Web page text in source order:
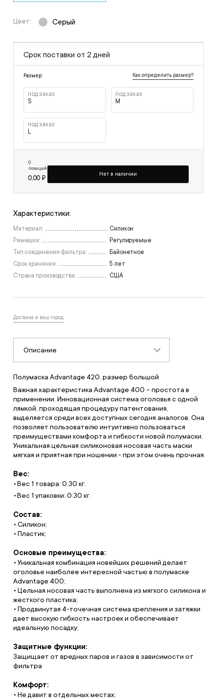
Цвет: Серый
Срок поставки от 2 дней
Размер: Как определить размер?
под заказ
S
под заказ
M
под заказ
0
позиций
0,00 ₽
Нет в наличии
Характеристики:
Материал:
Силикон
Ремешки:
Регулируемые
Тип соединения фильтра:
Байонетное
Срок хранения:
5 лет
Страна производства:
США
Доставка в ваш город
Описание
Полумаска Advantage 420, размер большой
Важная характеристика Advantage 400 – простота в
применении. Инновационная система оголовья с одной
лямкой, проходящая процедуру патентования,
выделяется среди всех доступных сегодня аналогов. Она
позволяет пользователю интуитивно пользоваться
преимуществами комфорта и гибкости новой полумаски.
Уникальная цельная силиконовая носовая часть маски
мягкая и приятная при ношении - при этом очень прочная.
Вес:
Вес 1 товара: 0.30 кг.
Вес 1 упаковки: 0.30 кг.
Состав:
• Силикон;
• Пластик;
Основые преимущества:
• Уникальная комбинация новейших решений делает
оголовье наиболее интересной частью в полумаске
Advantage 400;
• Цельная носовая часть выполнена из мягкого силикона и
жесткого пластика;
• Продвинутая 4-точечная система крепления и затяжки
дает высокую гибкость настроек и обеспечивает
идеальную посадку;
Защитные функции:
Защищает от вредных паров и газов в зависимости от
фильтра
Комфорт:
• Не давит в отдельных местах;